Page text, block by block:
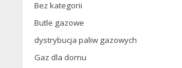
Bez kategorii
Butle gazowe
dystrybucja paliw gazowych
Gaz dla domu